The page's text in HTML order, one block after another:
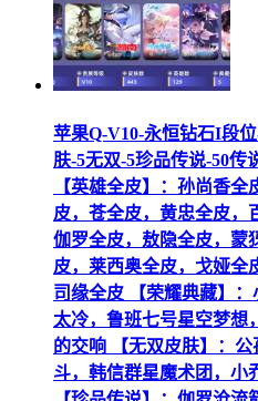
苹果Q-V10-永恒钻石I段
肤-5无双-5珍品传说-50传
【英雄全皮】：孙尚香
皮，苍全皮，黄忠全皮，
伽罗全皮，敖隐全皮，蒙
皮，莱西奥全皮，戈娅全
司缘全皮 【荣耀典藏】
太冷，鲁班七号星空梦想
的交响 【无双皮肤】：
斗，韩信群星魔术团，小